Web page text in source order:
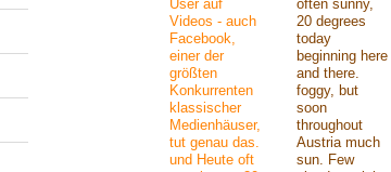
User auf
Videos - auch
Facebook,
einer der
größten
Konkurrenten
klassischer
Medienhäuser,
tut genau das.
und Heute oft
often sunny,
20 degrees
today
beginning here
and there.
foggy, but
soon
throughout
Austria much
sun. Few